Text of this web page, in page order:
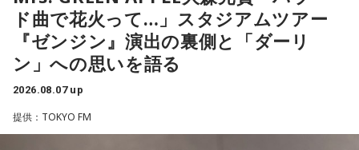
4．どうやって放水しているのか……我慢しすぎ度20％
上手な出し方を気にしたあなた。本音を出そうという意識は
しっかり持っているので、我慢しすぎは少なめです。ただ、
ことも。完璧を意識しすぎず、素直に伝えてみるのがコツで
す。
■2026年8月8日はどんな日？
2026年8月8日（土）・先勝
・寅の日
・六曜「先勝」（午前中が吉とされる）
ド曲で花火って…」スタジアムツアー
『ゼンジン』演出の裏側と「ダーリ
ン」への思いを語る
2026.08.07 up
提供：TOKYO FM